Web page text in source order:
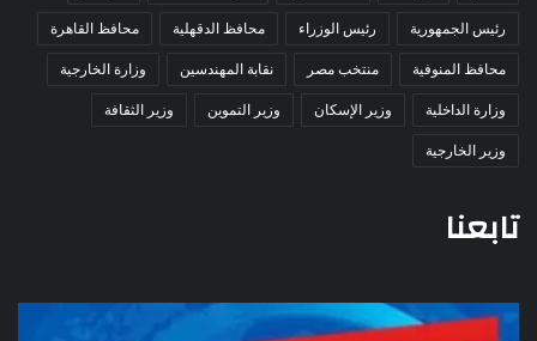
رئيس الجمهورية
رئيس الوزراء محافظ الدقهلية
محافظ القاهرة
محافظ المنوفية
منتخب مصر نقابة المهندسين
وزارة الخارجية
وزارة الداخلية
وزير الإسكان وزير التموين
وزير الثقافة
وزير الخارجية
تابعنا